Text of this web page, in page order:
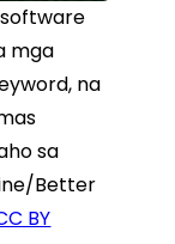
mga
na
sa
Better
BY